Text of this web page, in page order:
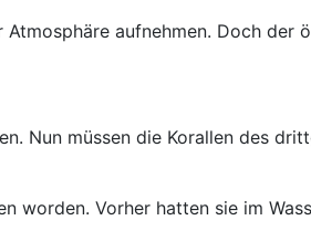
aufnehmen. Doch
Nun müssen die Korallen des
worden. Vorher hatten sie im